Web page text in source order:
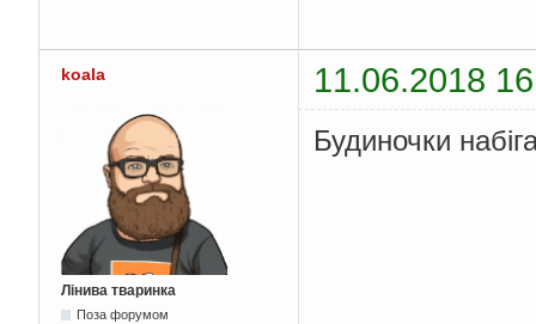
koala 11.06.2018
Лінива тваринка
Поза форумом
Будиночки